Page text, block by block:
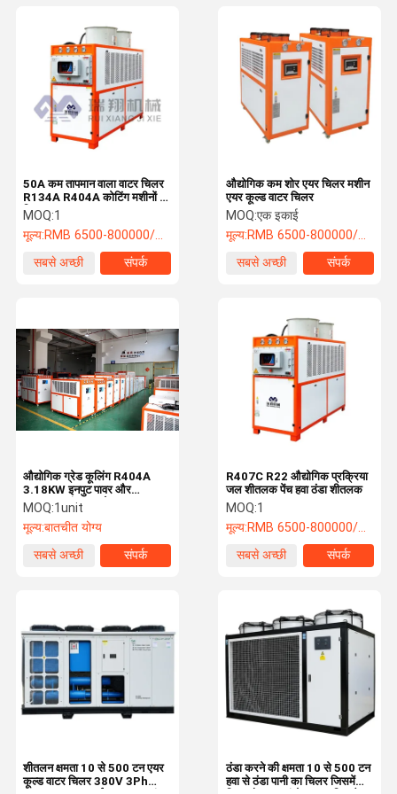
कारखाने का दौरा
औद्योगिक कम शोर एयर चिलर मशीन
एयर कूल्ड वाटर चिलर
MOQ:एक इकाई
मूल्य:RMB 6500-800000/PC
सबसे अच्छी
संपर्क
50A कम तापमान वाला वाटर चिलर
R134A R404A कोटिंग मशीनों के
लिए
MOQ:1
मूल्य:RMB 6500-800000/PC
सबसे अच्छी
संपर्क
R407C R22 औद्योगिक प्रक्रिया
जल शीतलक पेंच हवा ठंडा शीतलक
MOQ:1
मूल्य:RMB 6500-800000/PC
सबसे अच्छी
संपर्क
औद्योगिक ग्रेड कूलिंग R404A
3.18KW इनपुट पावर और
0.75KW पंप पावर के साथ एयर
कूल्ड वाटर चिलर
MOQ:1unit
मूल्य:बातचीत योग्य
सबसे अच्छी
संपर्क
ठंडा करने की क्षमता 10 से 500 टन
हवा से ठंडा पानी का चिलर जिसमें
शीतलन क्षमता 10 से 500 टन एयर
कूल्ड वाटर चिलर 380V 3Ph